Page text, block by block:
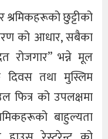
श्रमिकहरूको छुट्टीको
को आधार, सबैका
रोजगार” भन्ने मूल
दिवस तथा मुस्लिम
फित्र को उपलक्षमा
बाहुल्यता